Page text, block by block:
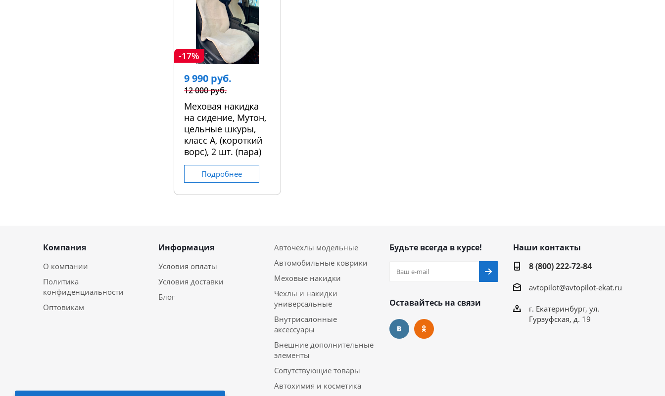
-17%
9 990 руб.
12 000 руб.
Меховая накидка
на сидение, Мутон,
цельные шкуры,
класс А, (короткий
ворс), 2 шт. (пара)
Подробнее
Компания
О компании
Политика
конфиденциальности
Оптовикам
Информация
Условия оплаты
Условия доставки
Блог
Авточехлы модельные
Автомобильные коврики
Меховые накидки
Чехлы и накидки
универсальные
Внутрисалонные
аксессуары
Внешние дополнительные
элементы
Сопутствующие товары
Автохимия и косметика
Будьте всегда в курсе!
Оставайтесь на связи
Наши контакты
8 (800) 222-72-84
avtopilot@avtopilot-ekat.ru
г. Екатеринбург, ул.
Гурзуфская, д. 19